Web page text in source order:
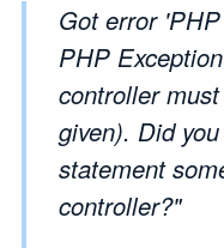
Got error
PHP
controller
given). Did
statement
controller?"